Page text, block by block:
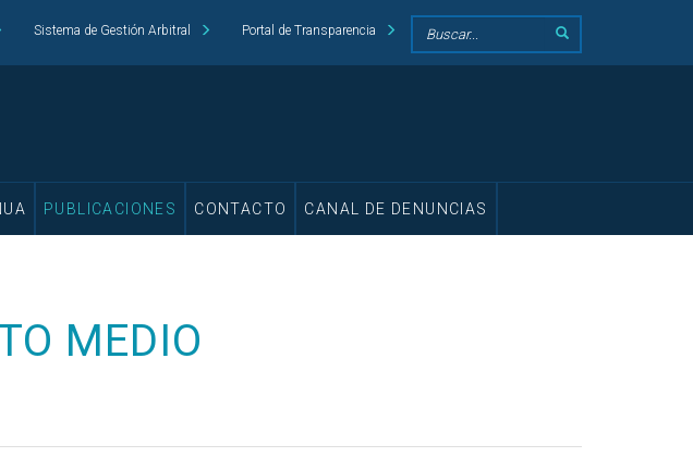
Sistema de Gestión Arbitral Portal de Transparencia
PUBLICACIONES CONTACTO CANAL DE DENUNCIAS
MEDIO